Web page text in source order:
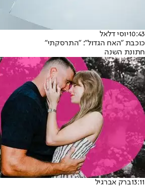
10:43יוסי דלאל
כוכבת "האח הגדול": "התרסקתי"
חתונת השנה
13:11ברק אברגיל